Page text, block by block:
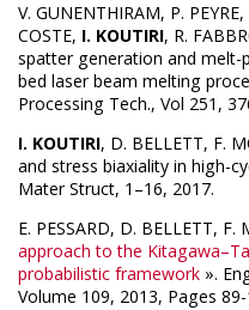
V. GUNENTHIRAM, P.
COSTE, I. KOUTIRI, R.
spatter generation and
bed laser beam melting
Processing Tech., Vol 251,
I. KOUTIRI, D. BELLETT, F.
and stress biaxiality in high-
Mater Struct, 1–16, 2017.
E. PESSARD, D. BELLETT, F.
approach to the
probabilistic framework ».
Volume 109, 2013, Pages